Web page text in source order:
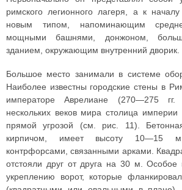
римского легионного лагеря, а к
новым типом, напоминающим
мощными башнями, донжоном,
зданием, окружающим внутренний дворик.
Большое место занимали в системе
Наиболее известны городские стены в
императоре Аврелиане (270—275
нескольких веков мира столица империи
прямой угрозой (см. рис. 11).
кирпичом, имеет высоту 10—15
контрфорсами, связанными арками.
отстояли друг от друга на 30 м. Особое
укреплению ворот, которые